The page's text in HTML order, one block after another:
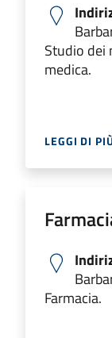
Studio dei
medica.
LEGGI DI
Farmacia.